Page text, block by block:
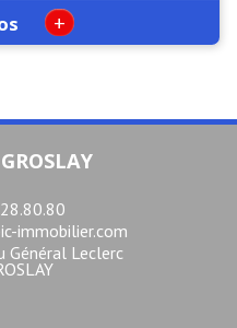
+
immobilier.com
Général Leclerc